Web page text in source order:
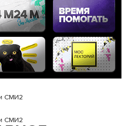
СМИ2
СМИ2